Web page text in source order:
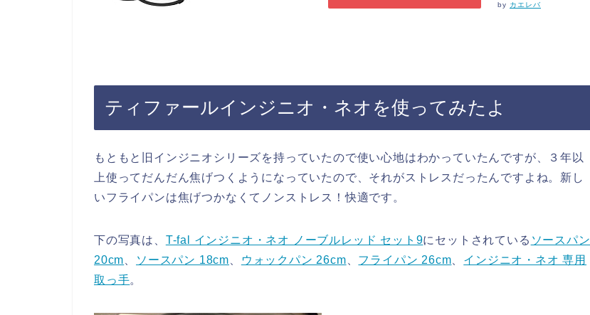
by カエレバ
ティファールインジニオ・ネオを使ってみたよ
もともと旧インジニオシリーズを持っていたので使い心地はわかっていたんですが、３年以
上使ってだんだん焦げつくようになっていたので、それがストレスだったんですよね。新し
いフライパンは焦げつかなくてノンストレス！快適です。
下の写真は、 T-fal インジニオ・ネオ ノーブルレッド セット9にセットされている ソースパン
20cm
ソースパン 18cm ウォックパン 26cm フライパン 26cm
インジニオ・ネオ 専用
取っ手。